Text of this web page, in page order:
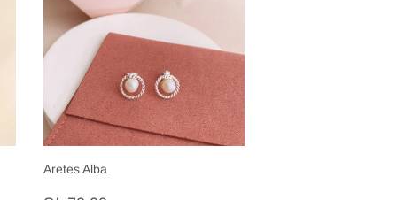
Aretes Alba